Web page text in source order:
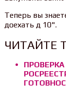
Теперь вы
доехать д 10".
ЧИТАЙТЕ